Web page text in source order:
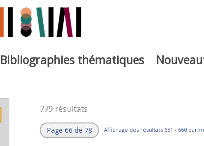
Bibliographies thématiques
779 résultats
Page 66 de 78 Affichage des résultats 651 - 660 parmi